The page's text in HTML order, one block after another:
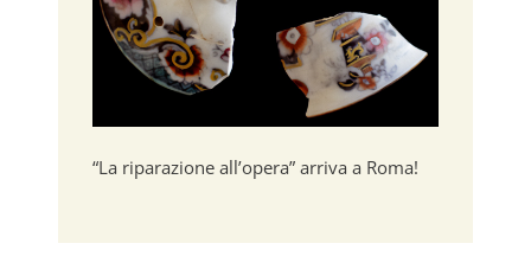
“La riparazione all’opera” arriva a Roma!